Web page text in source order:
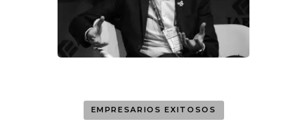
EMPRESARIOS EXITOSOS